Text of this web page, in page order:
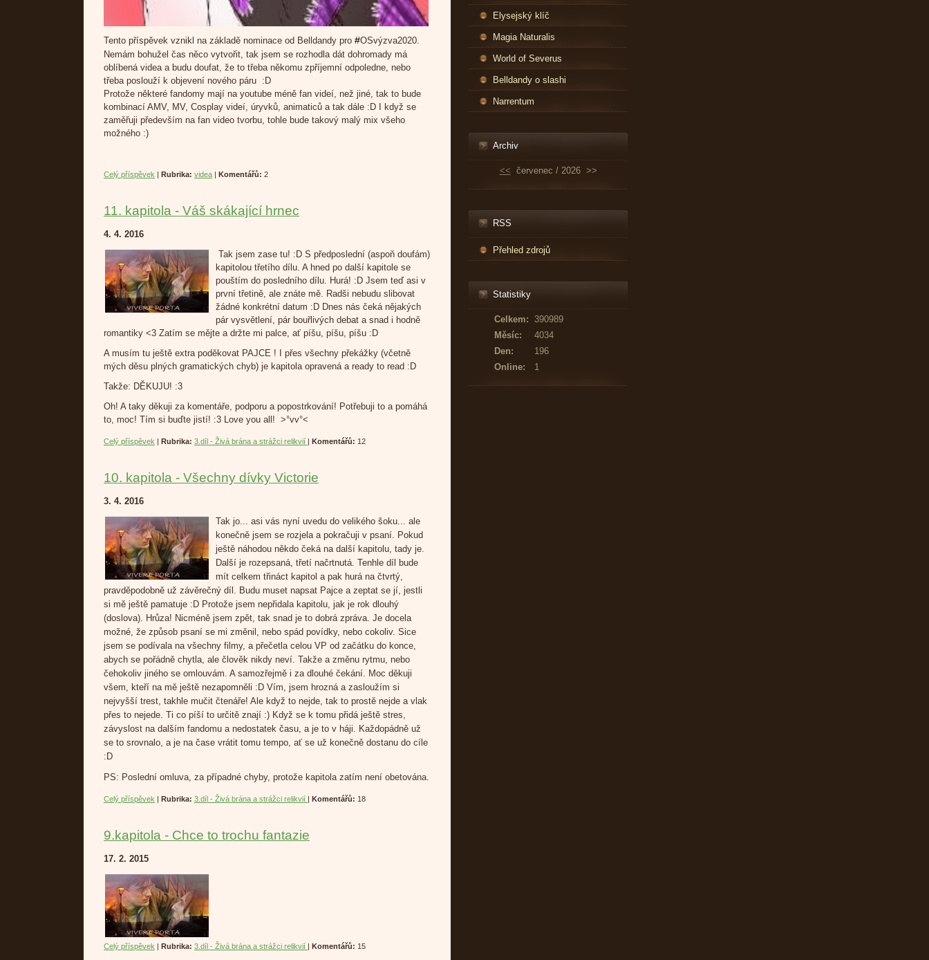
Tento příspěvek vznikl na základě nominace od Belldandy pro #OSvýzva2020.
Nemám bohužel čas něco vytvořit, tak jsem se rozhodla dát dohromady má
oblíbená videa a budu doufat, že to třeba někomu zpříjemní odpoledne, nebo
třeba poslouží k objevení nového páru :D
Protože některé fandomy mají na youtube méně fan videí, než jiné, tak to bude
kombinací AMV, MV, Cosplay videí, úryvků, animaticů a tak dále :D I když se
zaměřuji především na fan video tvorbu, tohle bude takový malý mix všeho
možného :)
Celý příspěvek | Rubrika: videa | Komentářů: 2
11. kapitola - Váš skákající hrnec
4. 4. 2016
Tak jsem zase tu! :D S předposlední (aspoň doufám)
kapitolou třetího dílu. A hned po další kapitole se
pouštím do posledního dílu. Hurá! :D Jsem teď asi v
první třetině, ale znáte mě. Radši nebudu slibovat
žádné konkrétní datum :D Dnes nás čeká nějakých
pár vysvětlení, pár bouřlivých debat a snad i hodně
romantiky <3 Zatím se mějte a držte mi palce, ať píšu, píšu, píšu :D
A musím tu ještě extra poděkovat PAJCE ! I přes všechny překážky (včetně
mých děsu plných gramatických chyb) je kapitola opravená a ready to read :D
Takže: DĚKUJU! :3
Oh! A taky děkuji za komentáře, podporu a popostrkování! Potřebuji to a pomáhá
to, moc! Tím si buďte jistí! :3 Love you all! >°vv°<
Celý příspěvek | Rubrika: 3.díl - Živá brána a strážci relikvií | Komentářů: 12
10. kapitola - Všechny dívky Victorie
3. 4. 2016
Tak jo... asi vás nyní uvedu do velikého šoku... ale
konečně jsem se rozjela a pokračuji v psaní. Pokud
ještě náhodou někdo čeká na další kapitolu, tady je.
Další je rozepsaná, třetí načrtnutá. Tenhle díl bude
mít celkem třináct kapitol a pak hurá na čtvrtý,
pravděpodobně už závěrečný díl. Budu muset napsat Pajce a zeptat se jí, jestli
si mě ještě pamatuje :D Protože jsem nepřidala kapitolu, jak je rok dlouhý
(doslova). Hrůza! Nicméně jsem zpět, tak snad je to dobrá zpráva. Je docela
možné, že způsob psaní se mi změnil, nebo spád povídky, nebo cokoliv. Sice
jsem se podívala na všechny filmy, a přečetla celou VP od začátku do konce,
abych se pořádně chytla, ale člověk nikdy neví. Takže a změnu rytmu, nebo
čehokoliv jiného se omlouvám. A samozřejmě i za dlouhé čekání. Moc děkuji
všem, kteří na mě ještě nezapomněli :D Vím, jsem hrozná a zasloužím si
nejvyšší trest, takhle mučit čtenáře! Ale když to nejde, tak to prostě nejde a vlak
přes to nejede. Ti co píší to určitě znají :) Když se k tomu přidá ještě stres,
závyslost na dalším fandomu a nedostatek času, a je to v háji. Každopádně už
se to srovnalo, a je na čase vrátit tomu tempo, ať se už konečně dostanu do cíle
:D
PS: Poslední omluva, za případné chyby, protože kapitola zatím není obetována.
Celý příspěvek | Rubrika: 3.díl - Živá brána a strážci relikvií | Komentářů: 18
9.kapitola - Chce to trochu fantazie
17. 2. 2015
Celý příspěvek | Rubrika: 3.díl - Živá brána a strážci relikvií | Komentářů: 15
Elysejský klíč
Magia Naturalis
World of Severus
Belldandy o slashi
Narrentum
Archiv
<< červenec / 2026 >>
RSS
Přehled zdrojů
Statistiky
Online: 1
Celkem: 390989
Měsíc:
4034
Den:
196